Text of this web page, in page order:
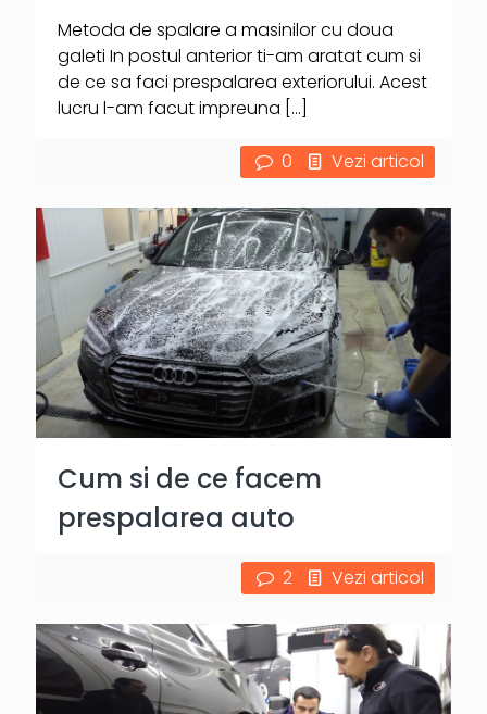
Metoda de spalare a masinilor cu doua
galeti In postul anterior ti-am aratat cum si
de ce sa faci prespalarea exteriorului. Acest
lucru l-am facut impreuna […]
0 Vezi articol
Cum si de ce facem
prespalarea auto
2 Vezi articol